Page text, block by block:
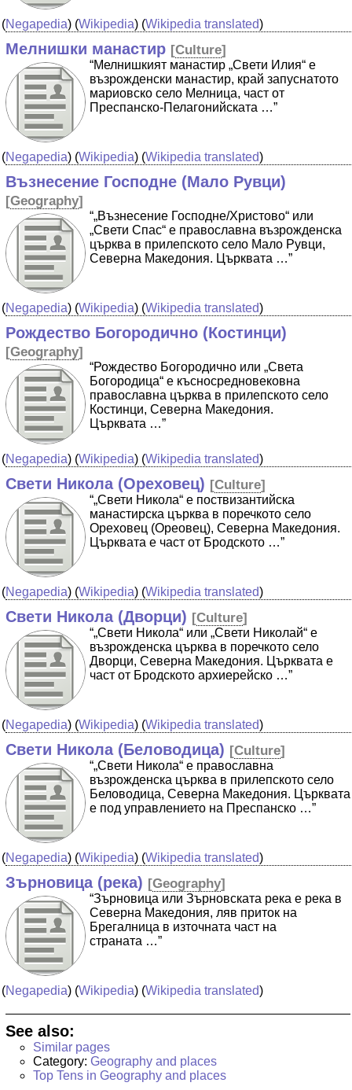
(Negapedia) (Wikipedia) (Wikipedia translated)
Мелнишки манастир [Culture]
“Мелнишкият манастир „Свети Илия“ е
възрожденски манастир, край запуснатото
мариовско село Мелница, част от
Преспанско-Пелагонийската …”
(Negapedia) (Wikipedia) (Wikipedia translated)
Възнесение Господне (Мало Рувци)
[Geography]
“„Възнесение Господне/Христово“ или
„Свети Спас“ е православна възрожденска
църква в прилепското село Мало Рувци,
Северна Македония. Църквата …”
(Negapedia) (Wikipedia) (Wikipedia translated)
Рождество Богородично (Костинци)
[Geography]
“Рождество Богородично или „Света
Богородица“ е късносредновековна
православна църква в прилепското село
Костинци, Северна Македония.
Църквата …”
(Negapedia) (Wikipedia) (Wikipedia translated)
Свети Никола (Ореховец) [Culture]
“„Свети Никола“ е поствизантийска
манастирска църква в поречкото село
Ореховец (Ореовец), Северна Македония.
Църквата е част от Бродското …”
(Negapedia) (Wikipedia) (Wikipedia translated)
Свети Никола (Дворци) [Culture]
“„Свети Никола“ или „Свети Николай“ е
възрожденска църква в поречкото село
Дворци, Северна Македония. Църквата е
част от Бродското архиерейско …”
(Negapedia) (Wikipedia) (Wikipedia translated)
Свети Никола (Беловодица) [Culture]
“„Свети Никола“ е православна
възрожденска църква в прилепското село
Беловодица, Северна Македония. Църквата
е под управлението на Преспанско …”
(Negapedia) (Wikipedia) (Wikipedia translated)
Зърновица (река) [Geography]
“Зърновица или Зърновската река е река в
Северна Македония, ляв приток на
Брегалница в източната част на
страната …”
(Negapedia) (Wikipedia) (Wikipedia translated)
See also:
Similar pages
Category: Geography and places
Top Tens in Geography and places